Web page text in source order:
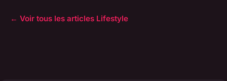
← Voir tous les articles Lifestyle